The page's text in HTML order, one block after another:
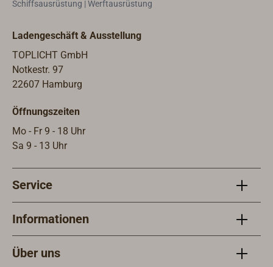
Flansch mit 1 1/4"-Gewinde kann an
Auch als Kontermutter
verwendbar.3470-102: Besonders
empfehlenswert, wenn ein VDO-
Geber mit Flansch SAE 5-Loch
WEMA-Geber S3 ersetzt werden soll.
Die 5 Verschraubungen des
Kunststoff-Adapters (mit 1 1/4"-
genau in die 5 Bohrungen des VDO
Unterbau-Flansch ist das Gegenstück
zu 3470-102 (für Flansch SAE 5-Loch
Gewindebohrungen für die
Schiffsausrüstung | Werftausrüstung
Ladengeschäft & Ausstellung
TOPLICHT GmbH
Notkestr. 97
22607 Hamburg
Öffnungszeiten
Mo - Fr 9 - 18 Uhr
Sa 9 - 13 Uhr
Service
Informationen
Über uns